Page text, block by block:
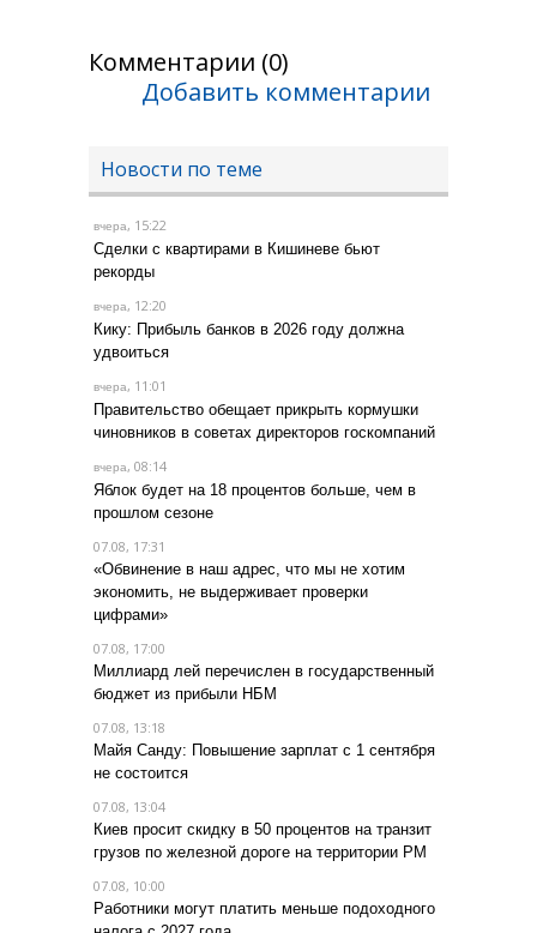
Комментарии (0)
Добавить комментарии
Новости по теме
вчера, 15:22
Сделки с квартирами в Кишиневе бьют
рекорды
вчера, 12:20
Кику: Прибыль банков в 2026 году должна
удвоиться
вчера, 11:01
Правительство обещает прикрыть кормушки
чиновников в советах директоров госкомпаний
вчера, 08:14
Яблок будет на 18 процентов больше, чем в
прошлом сезоне
07.08, 17:31
«Обвинение в наш адрес, что мы не хотим
экономить, не выдерживает проверки
цифрами»
07.08, 17:00
Миллиард лей перечислен в государственный
бюджет из прибыли НБМ
07.08, 13:18
Майя Санду: Повышение зарплат с 1 сентября
не состоится
07.08, 13:04
Киев просит скидку в 50 процентов на транзит
грузов по железной дороге на территории РМ
07.08, 10:00
Работники могут платить меньше подоходного